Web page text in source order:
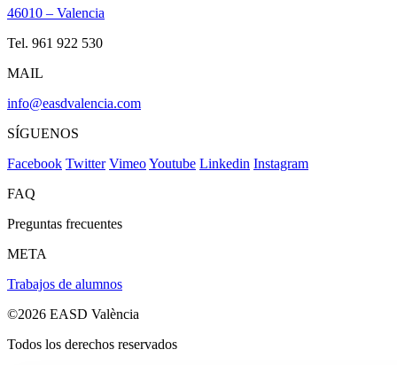
46010 – Valencia
Tel. 961 922 530
MAIL
info@easdvalencia.com
SÍGUENOS
Facebook Twitter VimeoYoutube Linkedin Instagram
FAQ
Preguntas frecuentes
META
Trabajos de alumnos
©2026 EASD València
Todos los derechos reservados